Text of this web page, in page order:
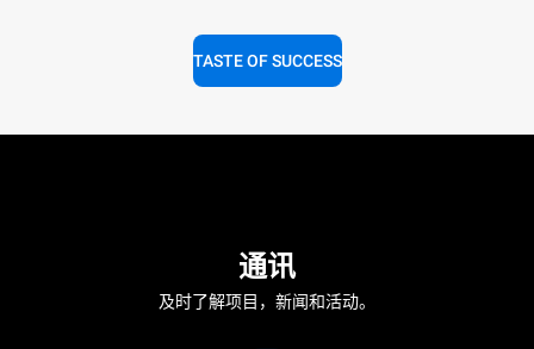
TASTE OF SUCCESS
通讯
及时了解项目，新闻和活动。